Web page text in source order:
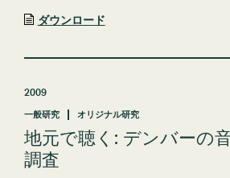
ダウンロード
2009
一般研究
オリジナル研究
地元で聴く: デンバーの
調査